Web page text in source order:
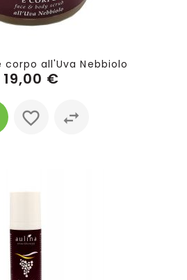
corpo all'Uva Nebbiolo
19,00 €